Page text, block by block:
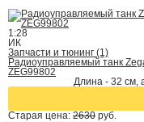
1:28
ИК
Запчасти и тюнинг (1)
Радиоуправляемый танк
ZEG99802
Длина - 32 см,
Старая цена: 2630 руб.